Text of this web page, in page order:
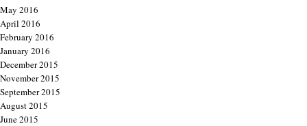
May 2016
April 2016
February 2016
January 2016
December 2015
November 2015
September 2015
August 2015
June 2015